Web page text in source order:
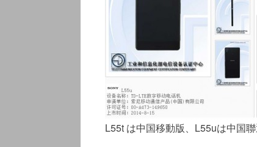
L55t は中国移動版、L55uは中国聯